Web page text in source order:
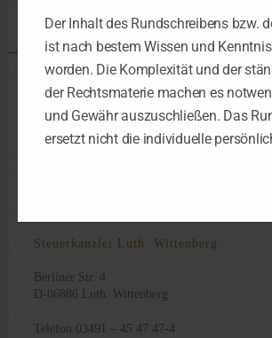
Steuerkanzlei Leipzig
Schorlemmerstraße 2
D-04155 Leipzig
Steuerkanzlei Luth. Wittenberg
Berliner Str. 4
D-06886 Luth. Wittenberg
Telefon 03491 – 45 47 47-4
Der Inhalt des Rundschreibens bzw.
ist nach bestem Wissen und
worden. Die Komplexität und der
der Rechtsmaterie machen es
und Gewähr auszuschließen. Das
ersetzt nicht die individuelle